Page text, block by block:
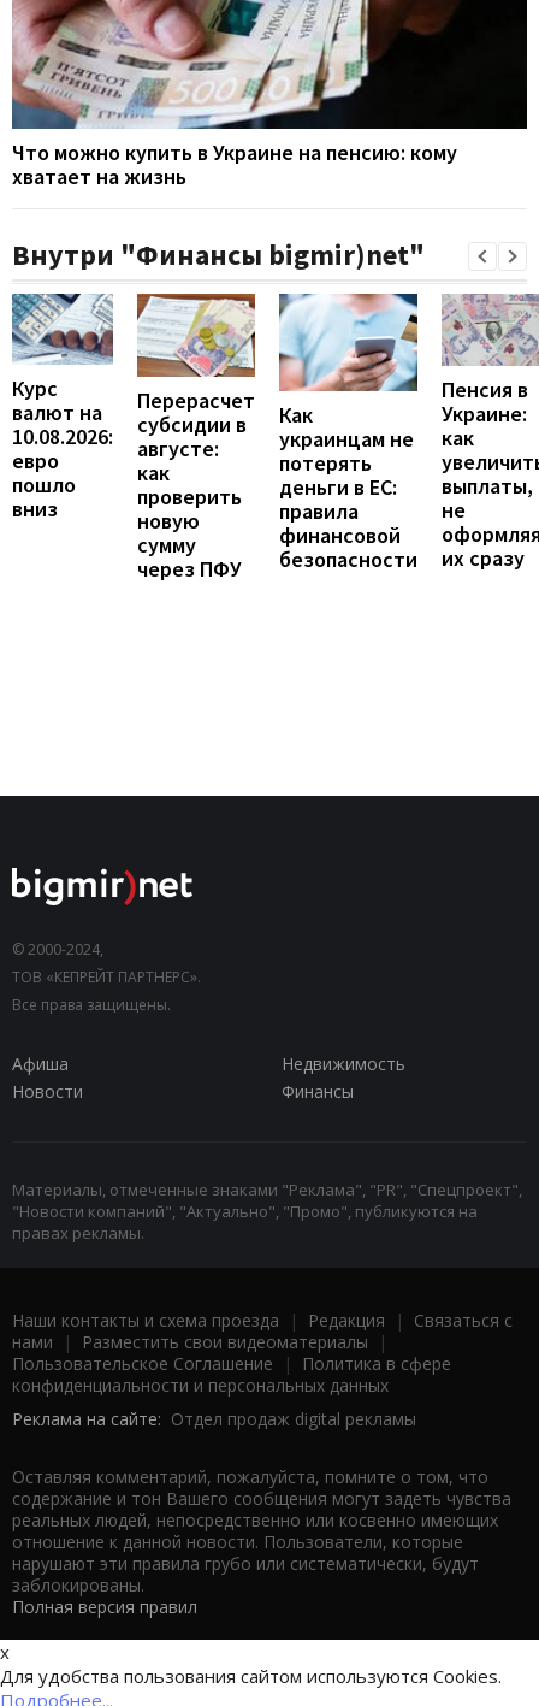
Что можно купить в Украине на пенсию: кому
хватает на жизнь
Внутри "Финансы bigmir)net"
Курс
валют на
10.08.2026:
евро
пошло
вниз
Перерасчет
субсидии в
августе:
как
проверить
новую
сумму
через ПФУ
Как
украинцам не
потерять
деньги в ЕС:
правила
финансовой
безопасности
Пенсия в
Украине:
как
выплаты,
не
их сразу
© 2000-2024,
ТОВ «КЕПРЕЙТ ПАРТНЕРС».
Все права защищены.
Афиша
Недвижимость
Новости
Финансы
Материалы, отмеченные знаками "Реклама", "PR", "Спецпроект",
"Новости компаний", "Актуально", "Промо", публикуются на
правах рекламы.
Наши контакты и схема проезда | Редакция | Связаться с
нами | Разместить свои видеоматериалы |
Пользовательское Соглашение |
Политика в сфере
конфиденциальности и персональных данных
Реклама на сайте: Отдел продаж digital рекламы
Оставляя комментарий, пожалуйста, помните о том, что
содержание и тон Вашего сообщения могут задеть чувства
реальных людей, непосредственно или косвенно имеющих
отношение к данной новости. Пользователи, которые
нарушают эти правила грубо или систематически, будут
заблокированы.
Полная версия правил
x
Для удобства пользования сайтом используются Cookies.
Подробнее...